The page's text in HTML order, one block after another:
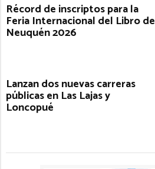
Récord de inscriptos para la
Feria Internacional del Libro de
Neuquén 2026
Lanzan dos nuevas carreras
públicas en Las Lajas y
Loncopué